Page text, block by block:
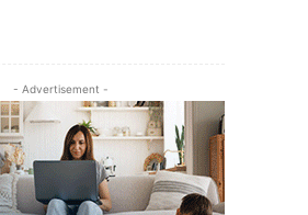
- Advertisement -